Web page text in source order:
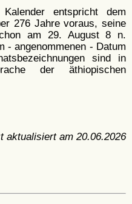
entspricht dem
276 Jahre voraus, seine
am 29. August 8 n.
- angenommenen - Datum
sind in
der äthiopischen
aktualisiert am 20.06.2026